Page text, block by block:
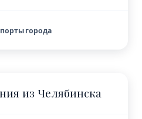
города
из Челябинска